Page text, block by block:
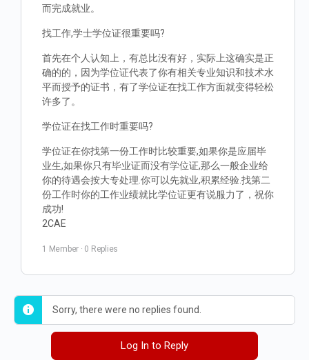
而完成就业。
找工作,学士学位证很重要吗?
首先在个人认知上，有总比没有好，实际上这确实是正
确的的，因为学位证代表了你有相关专业知识和技术水
平而授予的证书，有了学位证在找工作方面就变得轻松
许多了。
学位证在找工作时重要吗?
学位证在你找第一份工作时比较重要,如果你是应届毕
业生,如果你只有毕业证而没有学位证,那么一般企业给
你的待遇会按大专处理.你可以先就业,积累经验.找第二
份工作时你的工作业绩就比学位证更有说服力了，祝你
成功!
2CAE
1 Member · 0 Replies
Sorry, there were no replies found.
Log In to Reply